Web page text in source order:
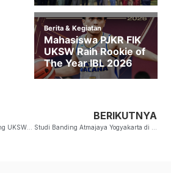
BERIKUTNYA